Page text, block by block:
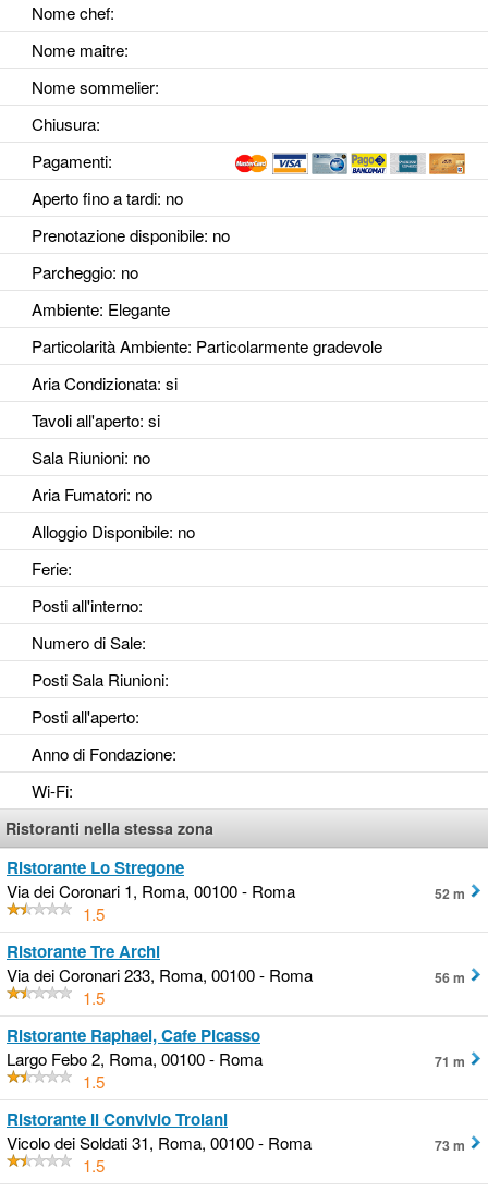
Nome chef:
Nome maitre:
Nome sommelier:
Chiusura:
Pagamenti:
Aperto fino a tardi: no
Prenotazione disponibile: no
Parcheggio: no
Ambiente: Elegante
Particolarità Ambiente: Particolarmente gradevole
Aria Condizionata: si
Tavoli all'aperto: si
Sala Riunioni: no
Aria Fumatori: no
Alloggio Disponibile: no
Ferie:
Posti all'interno:
Numero di Sale:
Posti Sala Riunioni:
Posti all'aperto:
Anno di Fondazione:
Wi-Fi:
Ristoranti nella stessa zona
Ristorante Lo Stregone
Via dei Coronari 1, Roma, 00100 - Roma
1.5
52 m
Ristorante Tre Archi
Via dei Coronari 233, Roma, 00100 - Roma
1.5
56 m
Ristorante Raphael, Cafe Picasso
Largo Febo 2, Roma, 00100 - Roma
1.5
71 m
Ristorante Il Convivio Troiani
Vicolo dei Soldati 31, Roma, 00100 - Roma
1.5
73 m